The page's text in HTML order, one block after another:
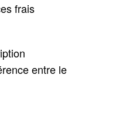
frais
entre le